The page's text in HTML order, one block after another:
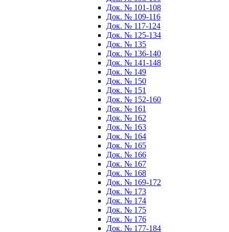
Док. № 101-108
Док. № 109-116
Док. № 117-124
Док. № 125-134
Док. № 135
Док. № 136-140
Док. № 141-148
Док. № 149
Док. № 150
Док. № 151
Док. № 152-160
Док. № 161
Док. № 162
Док. № 163
Док. № 164
Док. № 165
Док. № 166
Док. № 167
Док. № 168
Док. № 169-172
Док. № 173
Док. № 174
Док. № 175
Док. № 176
Док. № 177-184